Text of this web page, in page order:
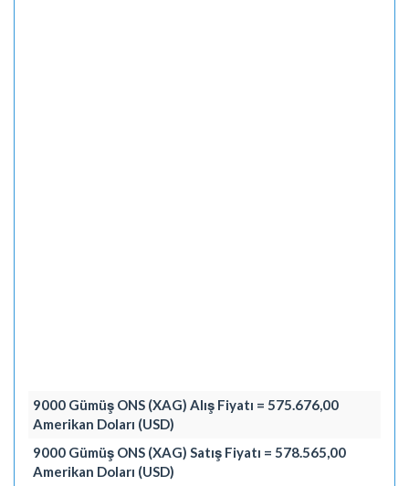
9000 Gümüş ONS (XAG) Alış Fiyatı = 575.676,00
Amerikan Doları (USD)
9000 Gümüş ONS (XAG) Satış Fiyatı = 578.565,00
Amerikan Doları (USD)